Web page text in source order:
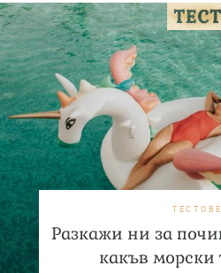
ТЕСТОВЕ
Разкажи ни за
какъв